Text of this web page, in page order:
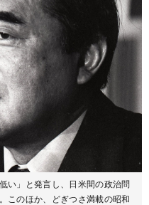
い」と発言し、日米間の政治問
このほか、どぎつさ満載の昭和